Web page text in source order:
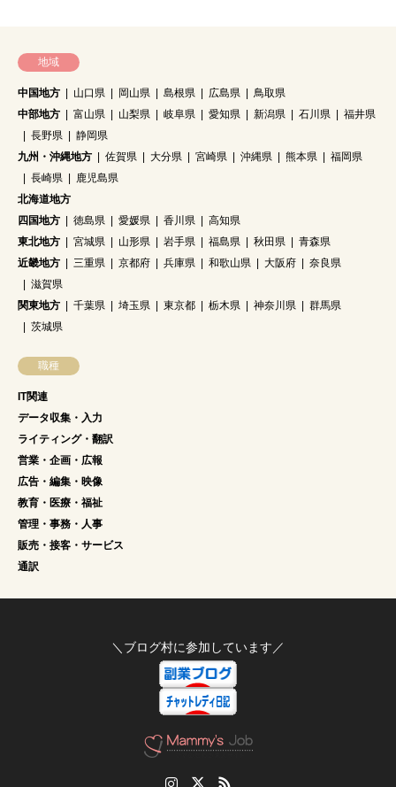
地域
中国地方 山口県 岡山県 島根県 広島県
鳥取県
中部地方
富山県 山梨県 岐阜県 愛知県 新潟県 石川県
福井県
長野県
静岡県
九州・沖縄地方
佐賀県 大分県 宮崎県 沖縄県 熊本県
福岡県
長崎県
鹿児島県
北海道地方
四国地方
徳島県 愛媛県 香川県
高知県
東北地方
宮城県 山形県 岩手県 福島県 秋田県
青森県
近畿地方
三重県 京都府 兵庫県 和歌山県 大阪府
奈良県
滋賀県
関東地方
千葉県 埼玉県 東京都 栃木県 神奈川県
群馬県
茨城県
職種
IT関連
データ収集・入力
ライティング・翻訳
営業・企画・広報
広告・編集・映像
教育・医療・福祉
管理・事務・人事
販売・接客・サービス
通訳
＼ブログ村に参加しています／